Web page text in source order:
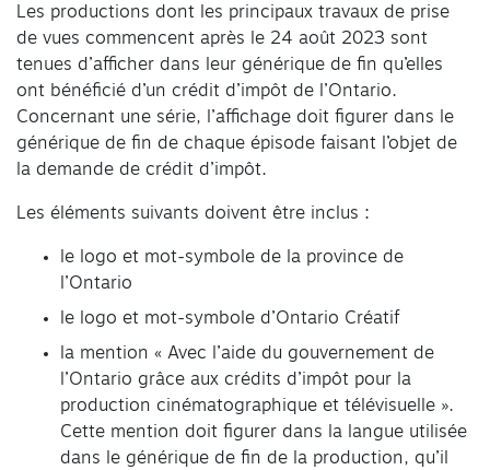
Les productions dont les principaux travaux de prise
de vues commencent après le 24 août 2023 sont
tenues d’afficher dans leur générique de fin qu’elles
ont bénéficié d’un crédit d’impôt de l’Ontario.
Concernant une série, l’affichage doit figurer dans le
générique de fin de chaque épisode faisant l’objet de
la demande de crédit d’impôt.
Les éléments suivants doivent être inclus :
le logo et mot-symbole de la province de
l’Ontario
le logo et mot-symbole d’Ontario Créatif
la mention « Avec l’aide du gouvernement de
l’Ontario grâce aux crédits d’impôt pour la
production cinématographique et télévisuelle ».
Cette mention doit figurer dans la langue utilisée
dans le générique de fin de la production, qu’il